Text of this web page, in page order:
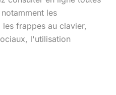
les
frappes au clavier,
l'utilisation